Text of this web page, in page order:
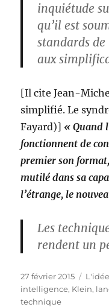
inquiétude
qu’il est
standards
aux
[Il cite Jean-
simplifié. Le
Fayard)] « Quand
fonctionnent de
premier son
mutilé dans sa
l’étrange, le
Les
rendent un
Publié
le
27 février 2015
intelligence, Klein,
technique